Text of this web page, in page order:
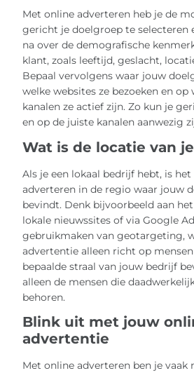
Met online adverteren heb je de
gericht je doelgroep te selecteren
na over de demografische
klant, zoals leeftijd, geslacht,
Bepaal vervolgens waar jouw
welke websites ze bezoeken en op
kanalen ze actief zijn. Zo kun je
en op de juiste kanalen aanwezig
Wat is de locatie van
Als je een lokaal bedrijf hebt, is
adverteren in de regio waar jouw
bevindt. Denk bijvoorbeeld aan
lokale nieuwssites of via Google
gebruikmaken van geotargeting,
advertentie alleen richt op
bepaalde straal van jouw bedrijf
alleen de mensen die
behoren.
Blink uit met jouw
advertentie
Met online adverteren ben je vaak